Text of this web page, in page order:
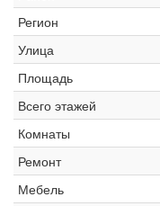
Регион
Улица
Площадь
Всего этажей
Комнаты
Ремонт
Мебель